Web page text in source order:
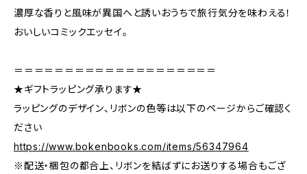
濃厚な香りと風味が異国へと誘いおうちで旅行気分を味わえる！
おいしいコミックエッセイ。
＝＝＝＝＝＝＝＝＝＝＝＝＝＝＝＝＝＝＝＝
★ギフトラッピング承ります★
ラッピングのデザイン、リボンの色等は以下のページからご確認く
ださい
https://www.bokenbooks.com/items/56347964
※配送・梱包の都合上、リボンを結ばずにお送りする場合もござ